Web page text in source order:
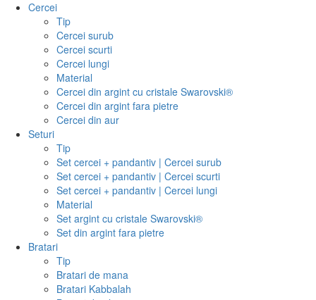
Cercei
Tip
Cercei surub
Cercei scurti
Cercei lungi
Material
Cercei din argint cu cristale Swarovski®
Cercei din argint fara pietre
Cercei din aur
Seturi
Tip
Set cercei + pandantiv | Cercei surub
Set cercei + pandantiv | Cercei scurti
Set cercei + pandantiv | Cercei lungi
Material
Set argint cu cristale Swarovski®
Set din argint fara pietre
Bratari
Tip
Bratari de mana
Bratari Kabbalah